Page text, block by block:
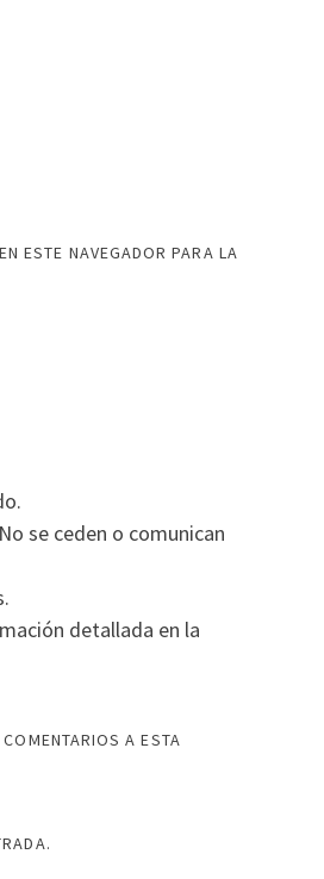
ESTE NAVEGADOR PARA LA
No se ceden o comunican
detallada en la
A ESTA